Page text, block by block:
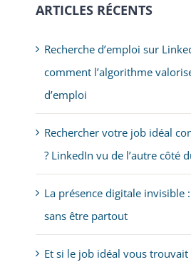
ARTICLES RÉCENTS
Recherche d’emploi sur
comment l’algorithme
d’emploi
Rechercher votre job idéal
? LinkedIn vu de l’autre côté
La présence digitale invisible
sans être partout
Et si le job idéal vous